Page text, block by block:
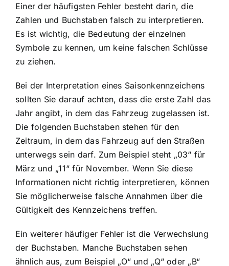
Einer der häufigsten Fehler besteht darin, die
Zahlen und Buchstaben falsch zu interpretieren.
Es ist wichtig, die Bedeutung der einzelnen
Symbole zu kennen, um keine falschen Schlüsse
zu ziehen.
Bei der Interpretation eines Saisonkennzeichens
sollten Sie darauf achten, dass die erste Zahl das
Jahr angibt, in dem das Fahrzeug zugelassen ist.
Die folgenden Buchstaben stehen für den
Zeitraum, in dem das Fahrzeug auf den Straßen
unterwegs sein darf. Zum Beispiel steht „03“ für
März und „11“ für November. Wenn Sie diese
Informationen nicht richtig interpretieren, können
Sie möglicherweise falsche Annahmen über die
Gültigkeit des Kennzeichens treffen.
Ein weiterer häufiger Fehler ist die Verwechslung
der Buchstaben. Manche Buchstaben sehen
ähnlich aus, zum Beispiel „O“ und „Q“ oder „B“